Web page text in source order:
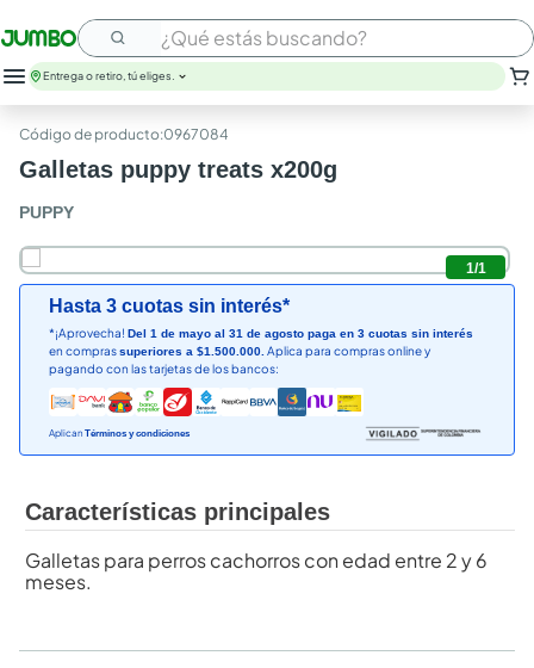
¿Qué estás buscando?
huevos
arroz
nutribela
aceite
queso
pollo
carne
Entrega o retiro, tú eliges.
:0967084
Galletas puppy treats x200g
PUPPY
1/1
Hasta 3 cuotas sin interés*
*¡Aprovecha! Del 1 de mayo al 31 de agosto paga en 3 cuotas sin interés
en comprassuperiores a $1.500.000. Aplica para compras online y
pagando con las tarjetas de los bancos:
Aplican Términos y condiciones
Características principales
Galletas para perros cachorros con edad entre 2 y 6
meses.